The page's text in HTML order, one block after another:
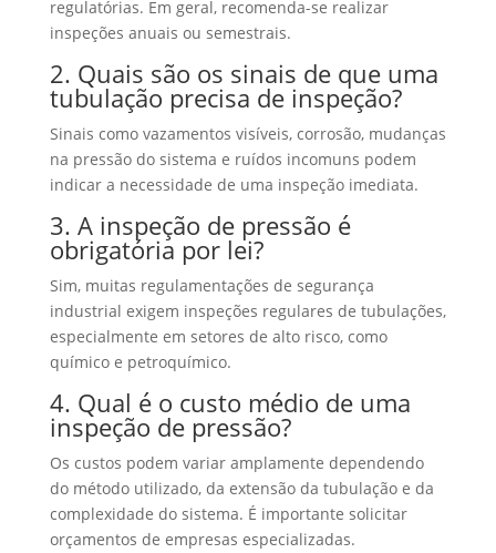
regulatórias. Em geral, recomenda-se realizar
inspeções anuais ou semestrais.
2. Quais são os sinais de que uma
tubulação precisa de inspeção?
Sinais como vazamentos visíveis, corrosão, mudanças
na pressão do sistema e ruídos incomuns podem
indicar a necessidade de uma inspeção imediata.
3. A inspeção de pressão é
obrigatória por lei?
Sim, muitas regulamentações de segurança
industrial exigem inspeções regulares de tubulações,
especialmente em setores de alto risco, como
químico e petroquímico.
4. Qual é o custo médio de uma
inspeção de pressão?
Os custos podem variar amplamente dependendo
do método utilizado, da extensão da tubulação e da
complexidade do sistema. É importante solicitar
orçamentos de empresas especializadas.